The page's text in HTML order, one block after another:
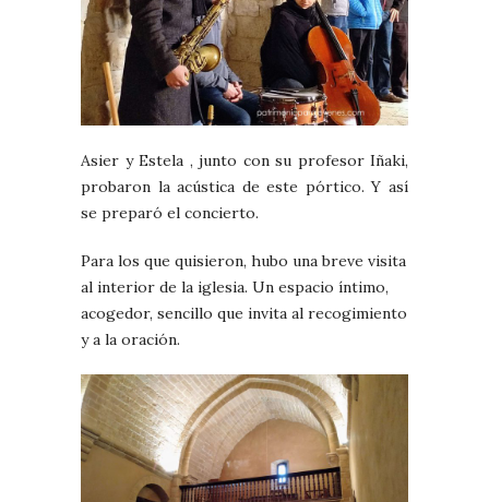
Asier y Estela , junto con su profesor Iñaki,
probaron la acústica de este pórtico. Y así
se preparó el concierto.
Para los que quisieron, hubo una breve visita
al interior de la iglesia. Un espacio íntimo,
acogedor, sencillo que invita al recogimiento
y a la oración.